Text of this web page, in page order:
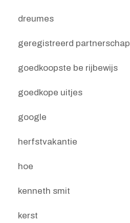
dreumes
geregistreerd partnerschap
goedkoopste be rijbewijs
goedkope uitjes
google
herfstvakantie
hoe
kenneth smit
kerst